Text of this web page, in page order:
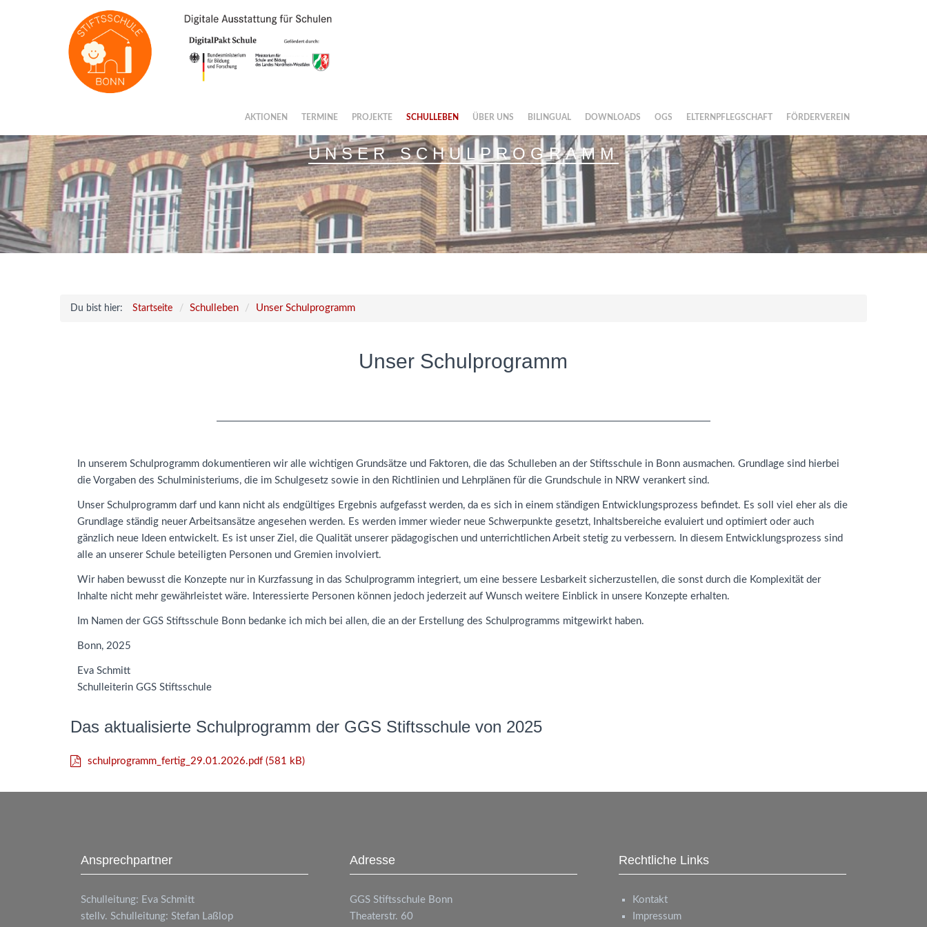
AKTIONEN TERMINE PROJEKTE SCHULLEBEN ÜBER UNS BILINGUAL DOWNLOADS OGS ELTERNPFLEGSCHAFT FÖRDERVEREIN
UNSER SCHULPROGRAMM
Du bist hier: Startseite Schulleben Unser Schulprogramm
Unser Schulprogramm
In unserem Schulprogramm dokumentieren wir alle wichtigen Grundsätze und Faktoren, die das Schulleben an der Stiftsschule in Bonn ausmachen. Grundlage sind hierbei
die Vorgaben des Schulministeriums, die im Schulgesetz sowie in den Richtlinien und Lehrplänen für die Grundschule in NRW verankert sind.
Unser Schulprogramm darf und kann nicht als endgültiges Ergebnis aufgefasst werden, da es sich in einem ständigen Entwicklungsprozess befindet. Es soll viel eher als die
Grundlage ständig neuer Arbeitsansätze angesehen werden. Es werden immer wieder neue Schwerpunkte gesetzt, Inhaltsbereiche evaluiert und optimiert oder auch
gänzlich neue Ideen entwickelt. Es ist unser Ziel, die Qualität unserer pädagogischen und unterrichtlichen Arbeit stetig zu verbessern. In diesem Entwicklungsprozess sind
alle an unserer Schule beteiligten Personen und Gremien involviert.
Wir haben bewusst die Konzepte nur in Kurzfassung in das Schulprogramm integriert, um eine bessere Lesbarkeit sicherzustellen, die sonst durch die Komplexität der
Inhalte nicht mehr gewährleistet wäre. Interessierte Personen können jedoch jederzeit auf Wunsch weitere Einblick in unsere Konzepte erhalten.
Im Namen der GGS Stiftsschule Bonn bedanke ich mich bei allen, die an der Erstellung des Schulprogramms mitgewirkt haben.
Bonn, 2025
Eva Schmitt
Schulleiterin GGS Stiftsschule
Das aktualisierte Schulprogramm der GGS Stiftsschule von 2025
schulprogramm_fertig_29.01.2026.pdf (581 kB)
Ansprechpartner
Schulleitung: Eva Schmitt
stellv. Schulleitung: Stefan Laßlop
Adresse
GGS Stiftsschule Bonn
Theaterstr. 60
Rechtliche Links
Kontakt
Impressum